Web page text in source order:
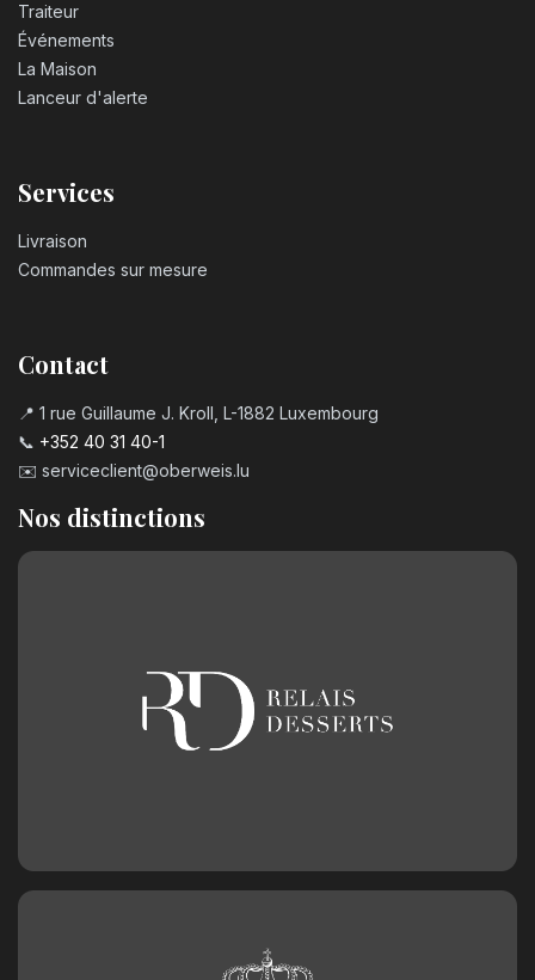
Traiteur
Événements
La Maison
Lanceur d'alerte
Services
Livraison
Commandes sur mesure
Contact
📍 1 rue Guillaume J. Kroll, L-1882 Luxembourg
📞 +352 40 31 40-1
✉️ serviceclient@oberweis.lu
Nos distinctions